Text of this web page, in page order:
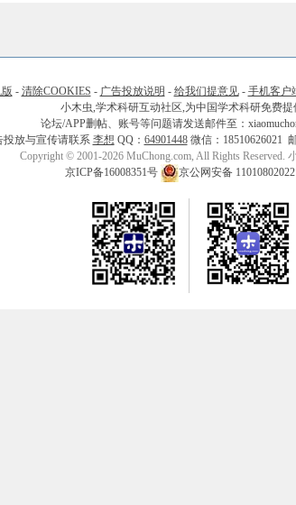
- 清除COOKIES - 广告投放说明 - 给我们提意见- 手机客户
小木虫,学术科研互动社区,为中国学术科研免费提
论坛/APP删帖、账号等问题请发送邮件至：
投放与宣传请联系 李想 QQ： 64901448微信：18510626021
Copyright © 2001-2026 MuChong.com, All Rights Reserved.
京ICP备16008351号
京公网安备